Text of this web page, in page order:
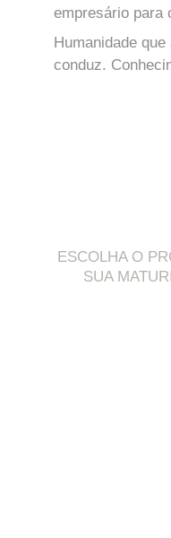
empresário para
Humanidade
conduz.
ESCOLHA O
SUA